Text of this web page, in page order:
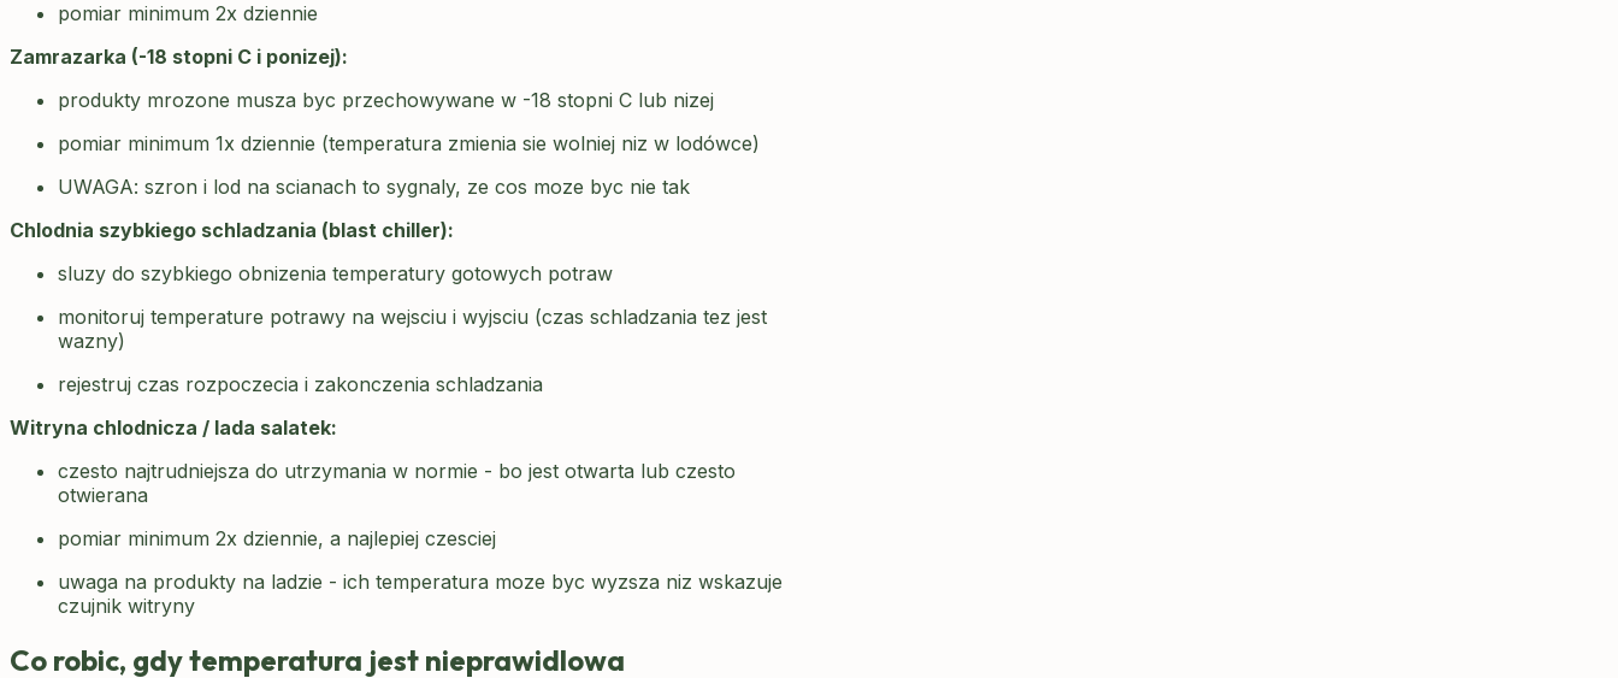
pomiar minimum 2x dziennie
Zamrazarka (-18 stopni C i ponizej):
produkty mrozone musza byc przechowywane w -18 stopni C lub nizej
pomiar minimum 1x dziennie (temperatura zmienia sie wolniej niz w lodówce)
UWAGA: szron i lod na scianach to sygnaly, ze cos moze byc nie tak
Chlodnia szybkiego schladzania (blast chiller):
sluzy do szybkiego obnizenia temperatury gotowych potraw
monitoruj temperature potrawy na wejsciu i wyjsciu (czas schladzania tez jest
wazny)
rejestruj czas rozpoczecia i zakonczenia schladzania
Witryna chlodnicza / lada salatek:
czesto najtrudniejsza do utrzymania w normie - bo jest otwarta lub czesto
otwierana
pomiar minimum 2x dziennie, a najlepiej czesciej
uwaga na produkty na ladzie - ich temperatura moze byc wyzsza niz wskazuje
czujnik witryny
Co robic, gdy temperatura jest nieprawidlowa